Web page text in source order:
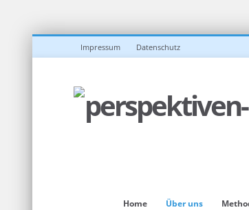
Impressum Datenschutz
Home Über uns